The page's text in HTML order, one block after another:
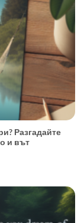
Разгадайте
и вът